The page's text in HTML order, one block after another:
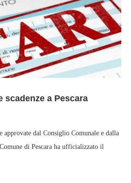
scadenze a Pescara
approvate dal Consiglio Comunale e dalla
di Pescara ha ufficializzato il